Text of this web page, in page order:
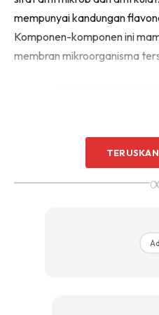
Sentuhan Midas penuh
Rahsia dari
mempunyai kandungan
Komponen-komponen ini
membran mikroorganisma